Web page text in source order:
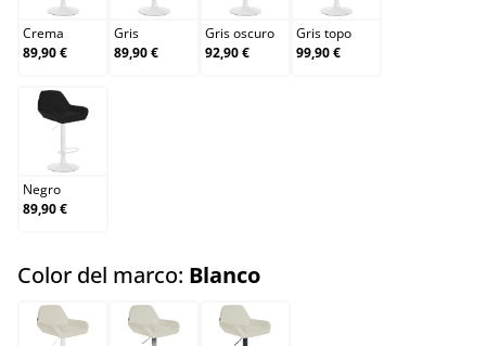
Crema
89,90 €
Gris
89,90 €
Gris oscuro
92,90 €
Gris topo
99,90 €
Negro
Negro
89,90 €
Color del marco: Blancoselect